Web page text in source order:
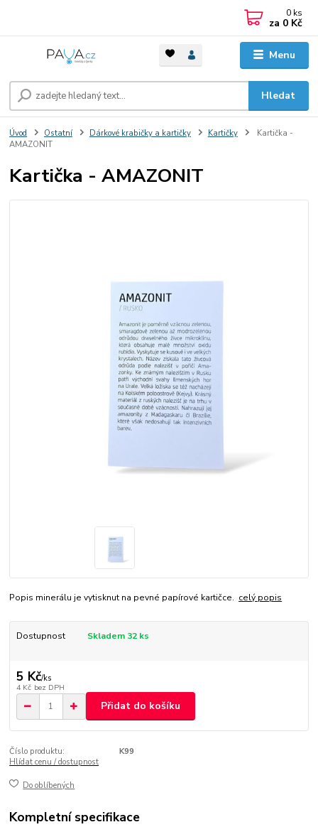
Menu
Hledat
0 ks
za 0 Kč
Úvod Ostatní Dárkové krabičky a kartičky Kartičky
Kartička -
AMAZONIT
Kartička - AMAZONIT
Popis minerálu je vytisknut na pevné papírové kartičce. celý popis
Dostupnost Skladem 32 ks
5 Kč/ks
4 Kč bez DPH
Přidat do košíku
Číslo produktu:
K99
Hlídat cenu / dostupnost
Do oblíbených
Kompletní specifikace